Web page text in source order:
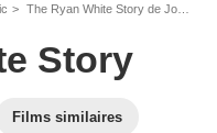
The Ryan White Story de John Herzfeld
Story
Films similaires